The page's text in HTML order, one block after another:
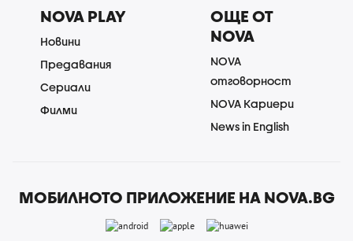
NOVA PLAY
Новини
Предавания
Сериали
Филми
ОЩЕ ОТ
NOVA
NOVA
отговорност
NOVA Кариери
News in English
МОБИЛНОТО ПРИЛОЖЕНИЕ НА NOVA.BG